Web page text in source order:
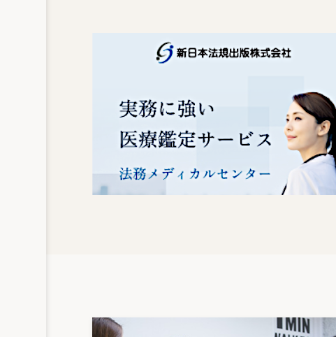
■第４章 休日・休暇
第１ 休 日
39 振替休日と代休
第２ 休 暇
40 年次有給休暇の計画的付与
41 未使用の年次有給休暇の取扱い
42 欠勤の年次有給休暇への振替
43 半日単位の年次有給休暇
第１ 休 職